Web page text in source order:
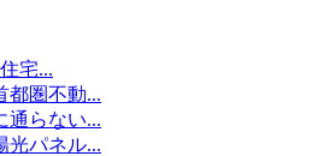
宅...
都圏不動...
通らない...
光パネル...